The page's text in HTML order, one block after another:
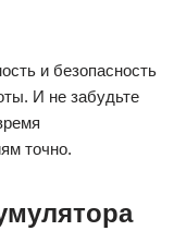
и безопасность
И не забудьте
точно.